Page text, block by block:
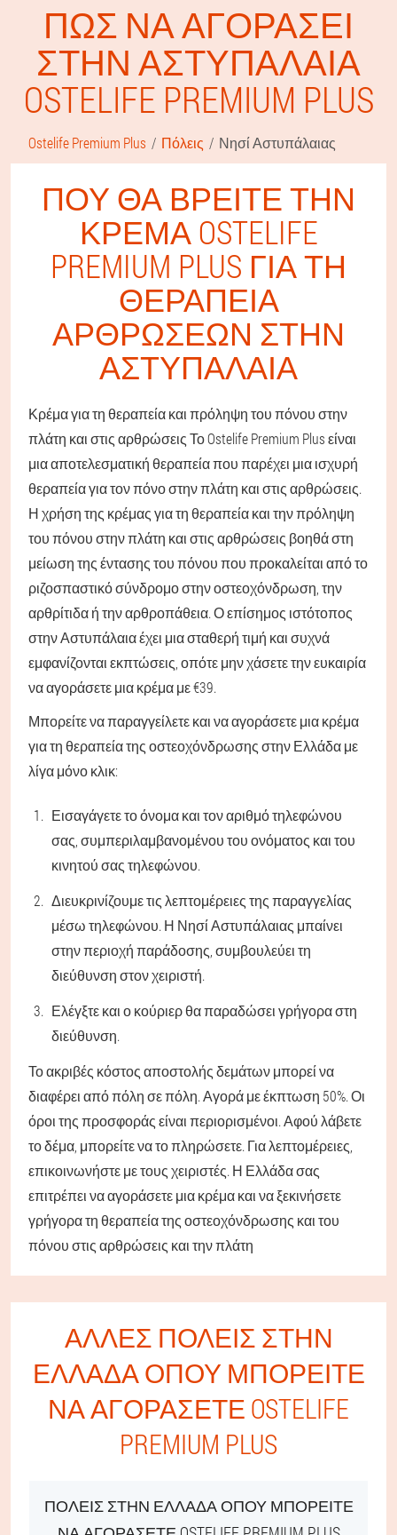
ΠΏΣ ΝΑ ΑΓΟΡΆΣΕΙ
ΣΤΗΝ ΑΣΤΥΠΆΛΑΙΑ
OSTELIFE PREMIUM PLUS
Ostelife Premium Plus Πόλεις Νησί Αστυπάλαιας
ΠΟΎ ΘΑ ΒΡΕΊΤΕ ΤΗΝ
ΚΡΈΜΑ OSTELIFE
PREMIUM PLUS ΓΙΑ ΤΗ
ΘΕΡΑΠΕΊΑ
ΑΡΘΡΏΣΕΩΝ ΣΤΗΝ
ΑΣΤΥΠΆΛΑΙΑ
Κρέμα για τη θεραπεία και πρόληψη του πόνου στην
πλάτη και στις αρθρώσεις Το Ostelife Premium Plus είναι
μια αποτελεσματική θεραπεία που παρέχει μια ισχυρή
θεραπεία για τον πόνο στην πλάτη και στις αρθρώσεις.
Η χρήση της κρέμας για τη θεραπεία και την πρόληψη
του πόνου στην πλάτη και στις αρθρώσεις βοηθά στη
μείωση της έντασης του πόνου που προκαλείται από το
ριζοσπαστικό σύνδρομο στην οστεοχόνδρωση, την
αρθρίτιδα ή την αρθροπάθεια. Ο επίσημος ιστότοπος
στην Αστυπάλαια έχει μια σταθερή τιμή και συχνά
εμφανίζονται εκπτώσεις, οπότε μην χάσετε την ευκαιρία
να αγοράσετε μια κρέμα με €39.
Μπορείτε να παραγγείλετε και να αγοράσετε μια κρέμα
για τη θεραπεία της οστεοχόνδρωσης στην Ελλάδα με
λίγα μόνο κλικ:
Εισαγάγετε το όνομα και τον αριθμό τηλεφώνου
σας, συμπεριλαμβανομένου του ονόματος και του
κινητού σας τηλεφώνου.
Διευκρινίζουμε τις λεπτομέρειες της παραγγελίας
μέσω τηλεφώνου. Η Νησί Αστυπάλαιας μπαίνει
στην περιοχή παράδοσης, συμβουλεύει τη
διεύθυνση στον χειριστή.
Ελέγξτε και ο κούριερ θα παραδώσει γρήγορα στη
διεύθυνση.
Το ακριβές κόστος αποστολής δεμάτων μπορεί να
διαφέρει από πόλη σε πόλη. Αγορά με έκπτωση 50%. Οι
όροι της προσφοράς είναι περιορισμένοι. Αφού λάβετε
το δέμα, μπορείτε να το πληρώσετε. Για λεπτομέρειες,
επικοινωνήστε με τους χειριστές. Η Ελλάδα σας
επιτρέπει να αγοράσετε μια κρέμα και να ξεκινήσετε
γρήγορα τη θεραπεία της οστεοχόνδρωσης και του
πόνου στις αρθρώσεις και την πλάτη
ΆΛΛΕΣ ΠΌΛΕΙΣ ΣΤΗΝ
ΕΛΛΆΔΑ ΌΠΟΥ ΜΠΟΡΕΊΤΕ
ΝΑ ΑΓΟΡΆΣΕΤΕ OSTELIFE
PREMIUM PLUS
ΠΌΛΕΙΣ ΣΤΗΝ ΕΛΛΆΔΑ ΌΠΟΥ ΜΠΟΡΕΊΤΕ